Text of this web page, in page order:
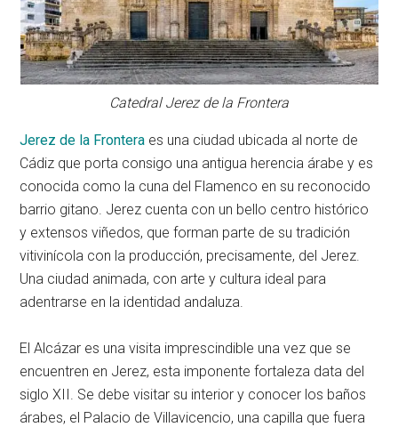
Catedral Jerez de la Frontera
Jerez de la Frontera es una ciudad ubicada al norte de
Cádiz que porta consigo una antigua herencia árabe y es
conocida como la cuna del Flamenco en su reconocido
barrio gitano. Jerez cuenta con un bello centro histórico
y extensos viñedos, que forman parte de su tradición
vitivinícola con la producción, precisamente, del Jerez.
Una ciudad animada, con arte y cultura ideal para
adentrarse en la identidad andaluza.
El Alcázar es una visita imprescindible una vez que se
encuentren en Jerez, esta imponente fortaleza data del
siglo XII. Se debe visitar su interior y conocer los baños
árabes, el Palacio de Villavicencio, una capilla que fuera